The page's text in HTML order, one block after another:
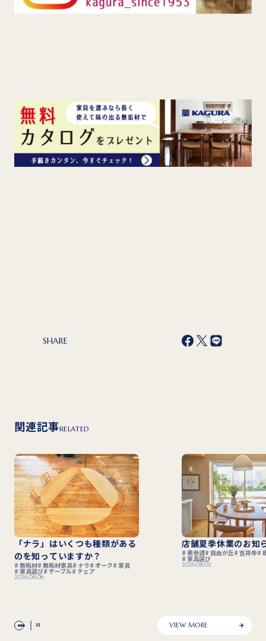
SHARE
関連記事RELATED
「ナラ」はいくつも種類がある
のを知っていますか？
無垢材 無垢材家具 ナラ オーク 家具
家具選び テーブル チェア
2026.08.06
店舗夏季休業のお知らせ
表参道 自由が丘 吉祥寺 横浜
家具選び
2026.08.02
VIEW MORE